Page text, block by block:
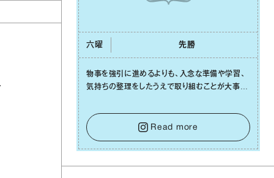
六曜 先勝
物事を強引に進めるよりも、⼊念な準備や学習、
気持ちの整理をしたうえで取り組むことが⼤事な
も焦らないで。意思を伝える⼯夫をしたり、あなた
⾃⾝や疲れていそうな⼈をいたわることに時間を
使いましょう。ここでしっかりとエネルギーを蓄
え、困難を乗り越える⼒に変えましょう。
Read more